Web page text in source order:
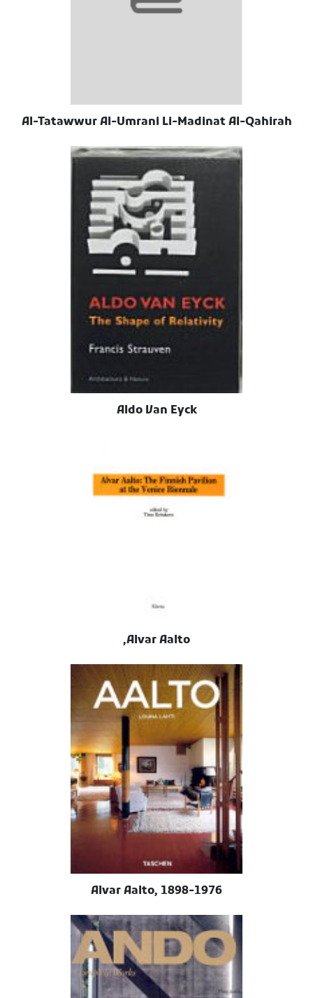
Al-Tatawwur Al-Umrani Li-Madinat Al-Qahirah
Aldo Van Eyck
Alvar Aalto,
Alvar Aalto, 1898-1976